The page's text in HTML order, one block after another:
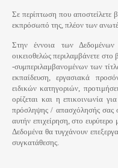
Σε περίπτωση που αποστείλετε
εκπρόσωπό της, πλέον των
Στην έννοια των Δεδομένων
οικειοθελώς περιλαμβάνετε
-συμπεριλαμβανομένων των
εκπαίδευση, εργασιακά
ειδικών κατηγοριών,
ορίζεται και η επικοινωνία
πρόσληψης / απασχόλησής σας
αυτήν επιχείρηση, στο
Δεδομένα θα τυγχάνουν
συγκατάθεσης.